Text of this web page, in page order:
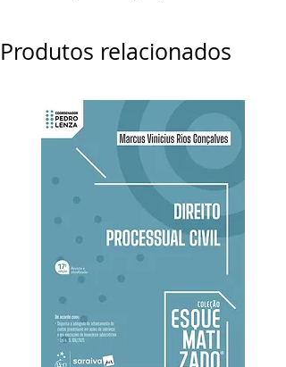
Produtos relacionados